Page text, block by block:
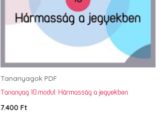
Tananyagok PDF
Tananyag 10.modul: Hármasság a jegyekben
7.400 Ft